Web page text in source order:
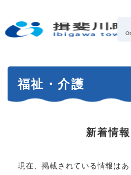
の
福祉・介護
新着情報
現在、掲載されている情報はあ